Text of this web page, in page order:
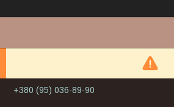
+380 (95) 036-89-90